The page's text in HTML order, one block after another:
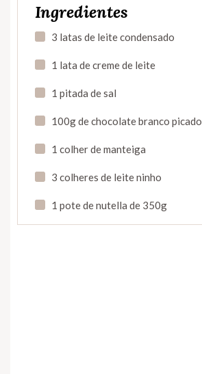
Ingredientes
3 latas de leite condensado
1 lata de creme de leite
1 pitada de sal
100g de chocolate branco picado
1 colher de manteiga
3 colheres de leite ninho
1 pote de nutella de 350g